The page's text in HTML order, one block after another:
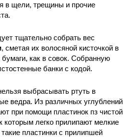
в щели, трещины и прочие
тщательно собрать вес
, сметая их волосяной кисточкой в
бумаги, как в совок. Собранную
банки с кодой.
выбрасывать ртуть в
ведра. Из различных углублений
при помощи пластинок пз чистой
которым легко прилипают мелкие
пластинки с прилипшей